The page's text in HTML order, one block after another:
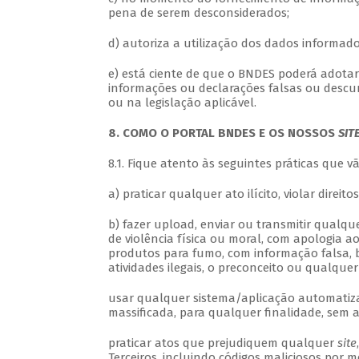
pena de serem desconsiderados;
d) autoriza a utilização dos dados
e) está ciente de que o BNDES poderá
informações ou declarações falsas ou
ou na legislação aplicável.
8. COMO O PORTAL BNDES E OS NOSSOS
8.1. Fique atento às seguintes práticas que
a) praticar qualquer ato ilícito, violar direitos
b) fazer upload, enviar ou transmitir
de violência física ou moral, com apologia
produtos para fumo, com informação falsa,
atividades ilegais, o preconceito ou
usar qualquer sistema/aplicação
massificada, para qualquer finalidade, sem
praticar atos que prejudiquem qualquer site